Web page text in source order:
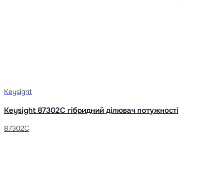
Keysight
Keysight 87302C гібридний ділювач потужності
87302C